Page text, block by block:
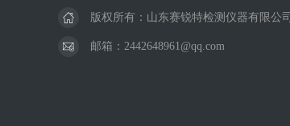
版权所有：山东赛锐特检测仪器有限公司
邮箱：2442648961@qq.com